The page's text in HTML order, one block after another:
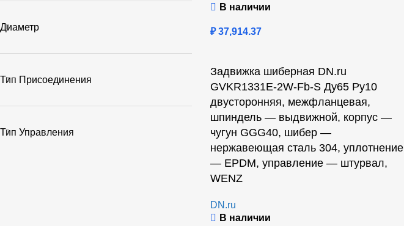
Диаметр
Тип Присоединения
Тип Управления
В наличии
₽37,914.37
Задвижка шиберная DN.ru
GVKR1331E-2W-Fb-S Ду65 Ру10
двусторонняя, межфланцевая,
шпиндель — выдвижной, корпус —
чугун GGG40, шибер —
нержавеющая сталь 304, уплотнение
— EPDM, управление — штурвал,
WENZ
DN.ru
В наличии